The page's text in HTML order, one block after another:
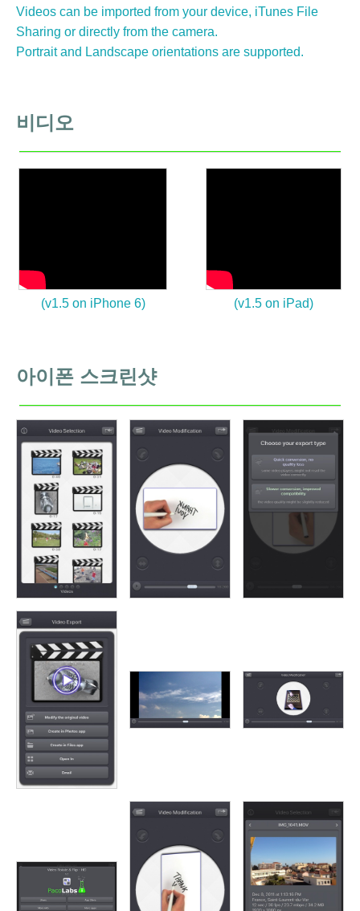
Videos can be imported from your device, iTunes File
Sharing or directly from the camera.
Portrait and Landscape orientations are supported.
비디오
(v1.5 on iPhone 6) (v1.5 on iPad)
아이폰 스크린샷